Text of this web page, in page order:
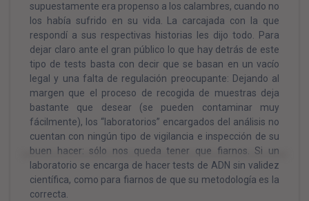
supuestamente era propenso a los calambres, cuando no
los había sufrido en su vida. La carcajada con la que
respondí a sus respectivas historias les dijo todo. Para
dejar claro ante el gran público lo que hay detrás de este
tipo de tests basta con decir que se basan en un vacío
legal y una falta de regulación preocupante: Dejando al
margen que el proceso de recogida de muestras deja
bastante que desear (se pueden contaminar muy
fácilmente), los “laboratorios” encargados del análisis no
cuentan con ningún tipo de vigilancia e inspección de su
buen hacer: sólo nos queda tener que fiarnos. Si un
laboratorio se encarga de hacer tests de ADN sin validez
científica, como para fiarnos de que su metodología es la
correcta.